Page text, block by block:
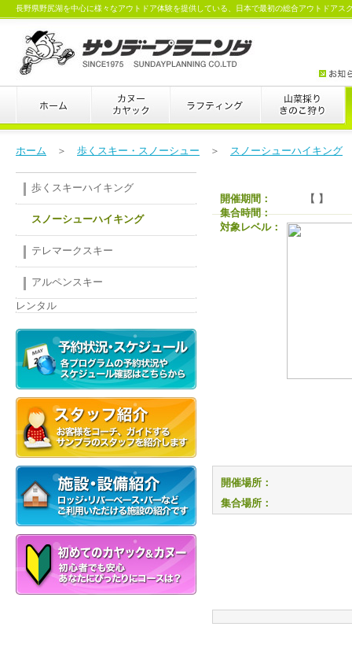
長野県野尻湖を中心に様々なアウトドア体験を提供している、日本で最初の総合アウトドアス
ホーム ＞ 歩くスキー・スノーシュー ＞ スノーシューハイキング
開催期間：
【 】
集合時間：
対象レベル：
開催場所：
集合場所：
歩くスキーハイキング
スノーシューハイキング
テレマークスキー
アルペンスキー
レンタル